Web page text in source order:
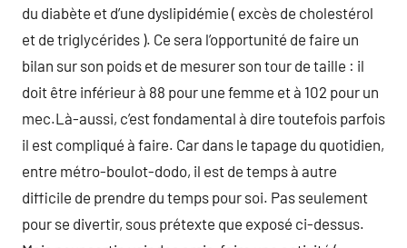
du diabète et d’une dyslipidémie ( excès de cholestérol
et de triglycérides ). Ce sera l’opportunité de faire un
bilan sur son poids et de mesurer son tour de taille : il
doit être inférieur à 88 pour une femme et à 102 pour un
mec.Là-aussi, c’est fondamental à dire toutefois parfois
il est compliqué à faire. Car dans le tapage du quotidien,
entre métro-boulot-dodo, il est de temps à autre
difficile de prendre du temps pour soi. Pas seulement
pour se divertir, sous prétexte que exposé ci-dessus.